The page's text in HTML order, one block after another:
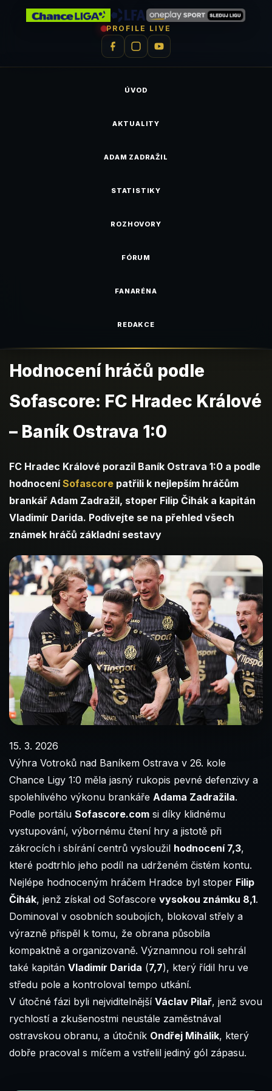
PROFILE LIVE
ÚVOD
AKTUALITY
ADAM ZADRAŽIL
STATISTIKY
ROZHOVORY
FÓRUM
FANARÉNA
REDAKCE
Hodnocení hráčů podle
Sofascore: FC Hradec Králové
– Baník Ostrava 1:0
FC Hradec Králové porazil Baník Ostrava 1:0 a podle
hodnoceníSofascore patřili k nejlepším hráčům
brankář Adam Zadražil, stoper Filip Čihák a kapitán
Vladimír Darida. Podívejte se na přehled všech
známek hráčů základní sestavy
15. 3. 2026
Výhra Votroků nad Baníkem Ostrava v 26. kole
Chance Ligy 1:0 měla jasný rukopis pevné defenzivy a
spolehlivého výkonu brankáře Adama Zadražila.
Podle portálu Sofascore.com si díky klidnému
vystupování, výbornému čtení hry a jistotě při
zákrocích i sbírání centrů vysloužil hodnocení 7,3,
které podtrhlo jeho podíl na udrženém čistém kontu.
Nejlépe hodnoceným hráčem Hradce byl stoper Filip
Čihák, jenž získal od Sofascore vysokou známku 8,1.
Dominoval v osobních soubojích, blokoval střely a
výrazně přispěl k tomu, že obrana působila
kompaktně a organizovaně. Významnou roli sehrál
také kapitán Vladimír Darida (7,7), který řídil hru ve
středu pole a kontroloval tempo utkání.
V útočné fázi byli nejviditelnější Václav Pilař, jenž svou
rychlostí a zkušenostmi neustále zaměstnával
ostravskou obranu, a útočník Ondřej Mihálik, který
dobře pracoval s míčem a vstřelil jediný gól zápasu.